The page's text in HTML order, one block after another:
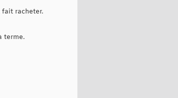
fait racheter.
terme.